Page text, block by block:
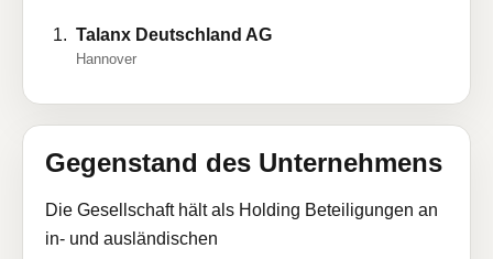
Talanx Deutschland AG
Hannover
Gegenstand des Unternehmens
Die Gesellschaft hält als Holding Beteiligungen an
in- und ausländischen